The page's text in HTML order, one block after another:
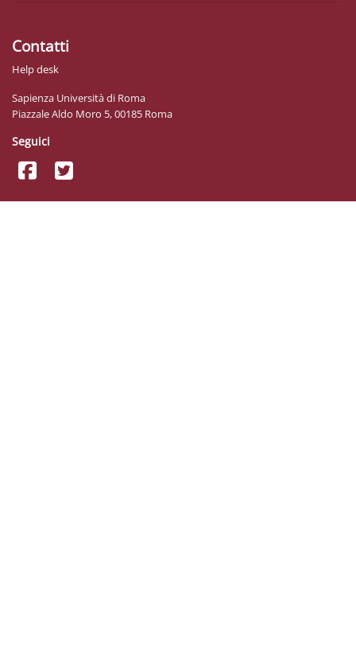
Contatti
Help desk
Sapienza Università di Roma
Piazzale Aldo Moro 5, 00185 Roma
Seguici